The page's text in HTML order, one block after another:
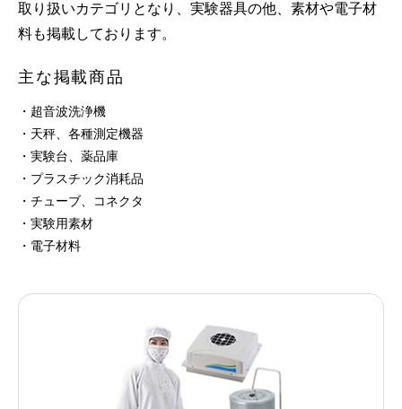
取り扱いカテゴリとなり、実験器具の他、素材や電子材
料も掲載しております。
主な掲載商品
・超音波洗浄機
・天秤、各種測定機器
・実験台、薬品庫
・プラスチック消耗品
・チューブ、コネクタ
・実験用素材
・電子材料